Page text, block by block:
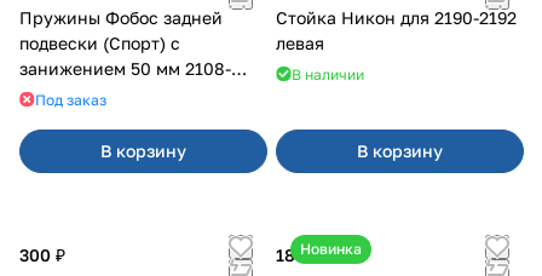
Пружины Фобос задней
подвески (Спорт) с
занижением 50 мм 2108-
21099, 2113-2115
Под заказ
В корзину
Стойка Никон для 2190-2192
левая
В наличии
В корзину
300 ₽
Новинка
18 000 ₽